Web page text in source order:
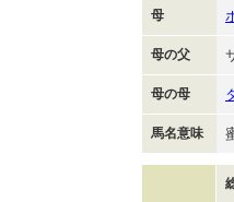
母
母の父
母の母
馬名意味